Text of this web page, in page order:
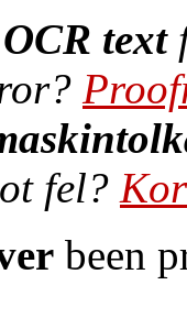
text
fel?
been